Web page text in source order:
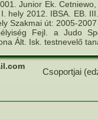
Junior Ek.
hely 2012. IBSA. EB.
Szakmai út: 2005-
Fejl. a Judo
Ált. Isk. testnevelő
Csoportjai